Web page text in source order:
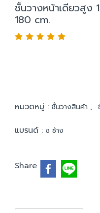
ชั้นวางหน้าเดียวสูง
180 cm.
หมวดหมู่ : ชั้นวางสินค้า ,
แบรนด์ : ช ช้าง
Share